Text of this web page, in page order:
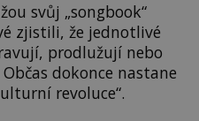
svůj „songbook“
zjistili, že jednotlivé
prodlužují nebo
dokonce nastane
revoluce“.